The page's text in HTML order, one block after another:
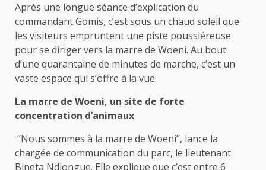
Après une longue séance d’explication du
commandant Gomis, c’est sous un chaud soleil que
les visiteurs empruntent une piste poussiéreuse
pour se diriger vers la marre de Woeni. Au bout
d’une quarantaine de minutes de marche, c’est un
vaste espace qui s’offre à la vue.
La marre de Woeni, un site de forte
concentration d’animaux
‘’Nous sommes à la marre de Woeni’’, lance la
chargée de communication du parc, le lieutenant
Bineta Ndiongue. Elle explique que c’est entre 6